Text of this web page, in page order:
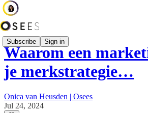
Subscribe Sign in
Waarom een
je merkstrategie…
Onica van Heusden | Osees
Jul 24, 2024